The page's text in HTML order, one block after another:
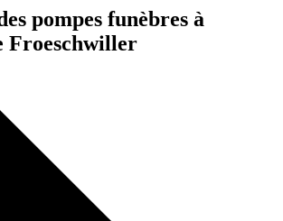
pompes funèbres à
Froeschwiller